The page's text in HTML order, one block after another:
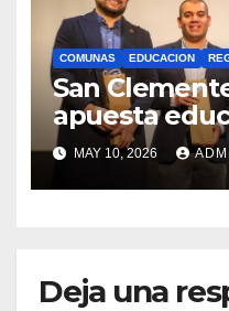
COMUNAS EDUCACION
San
apuesta
lanzamiento
MAY 10, 2026
Deja una